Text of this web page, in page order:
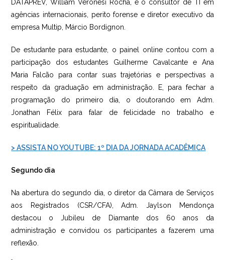
DATAPREV, William Veronesi Rocha, e o consultor de TI em
agências internacionais, perito forense e diretor executivo da
empresa Multip, Márcio Bordignon.
De estudante para estudante, o painel online contou com a
participação dos estudantes Guilherme Cavalcante e Ana
Maria Falcão para contar suas trajetórias e perspectivas a
respeito da graduação em administração. E, para fechar a
programação do primeiro dia, o doutorando em Adm.
Jonathan Félix para falar de felicidade no trabalho e
espiritualidade.
> ASSISTA NO YOUTUBE: 1º DIA DA JORNADA ACADÊMICA
Segundo dia
Na abertura do segundo dia, o diretor da Câmara de Serviços
aos Registrados (CSR/CFA), Adm. Jaylson Mendonça
destacou o Jubileu de Diamante dos 60 anos da
administração e convidou os participantes a fazerem uma
reflexão.